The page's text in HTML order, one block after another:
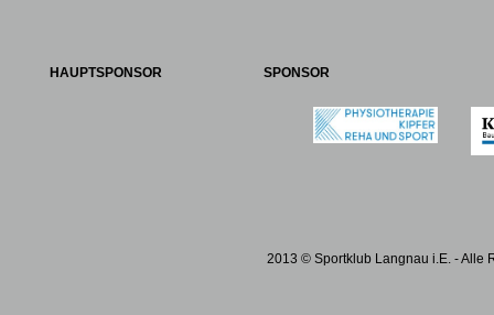
HAUPTSPONSOR SPONSOR
2013 © Sportklub Langnau i.E. - Alle